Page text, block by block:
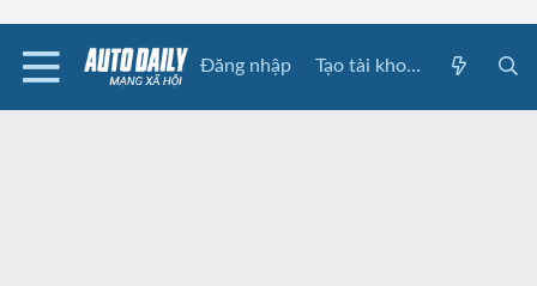
Đăng nhập Tạo tài khoản